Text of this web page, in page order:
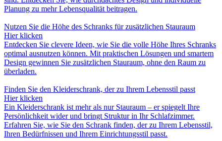
Planung zu mehr Lebensqualität beitragen.
Nutzen Sie die Höhe des Schranks für zusätzlichen Stauraum
Hier klicken
Entdecken Sie clevere Ideen, wie Sie die volle Höhe Ihres Schranks
optimal ausnutzen können. Mit praktischen Lösungen und smartem
Design gewinnen Sie zusätzlichen Stauraum, ohne den Raum zu
überladen.
Finden Sie den Kleiderschrank, der zu Ihrem Lebensstil passt
Hier klicken
Ein Kleiderschrank ist mehr als nur Stauraum – er spiegelt Ihre
Persönlichkeit wider und bringt Struktur in Ihr Schlafzimmer.
Erfahren Sie, wie Sie den Schrank finden, der zu Ihrem Lebensstil,
Ihren Bedürfnissen und Ihrem Einrichtungsstil passt.